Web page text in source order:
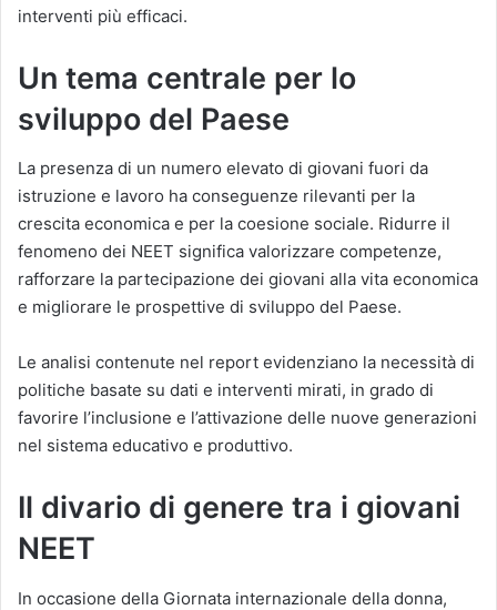
interventi più efficaci.
Un tema centrale per lo
sviluppo del Paese
La presenza di un numero elevato di giovani fuori da
istruzione e lavoro ha conseguenze rilevanti per la
crescita economica e per la coesione sociale. Ridurre il
fenomeno dei NEET significa valorizzare competenze,
rafforzare la partecipazione dei giovani alla vita economica
e migliorare le prospettive di sviluppo del Paese.
Le analisi contenute nel report evidenziano la necessità di
politiche basate su dati e interventi mirati, in grado di
favorire l’inclusione e l’attivazione delle nuove generazioni
nel sistema educativo e produttivo.
Il divario di genere tra i giovani
NEET
In occasione della Giornata internazionale della donna,